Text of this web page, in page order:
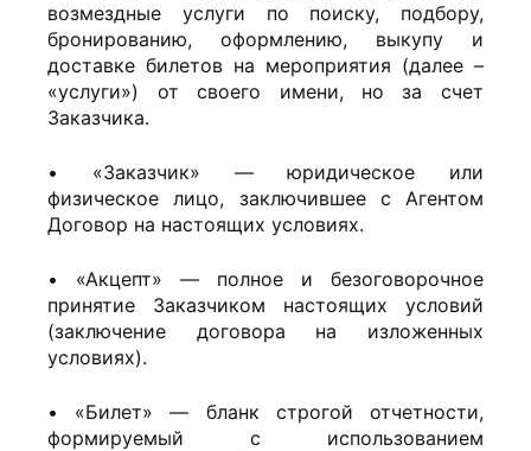
возмездные услуги по поиску, подбору,
бронированию, оформлению, выкупу и
доставке билетов на мероприятия (далее –
«услуги») от своего имени, но за счет
Заказчика.
• «Заказчик» — юридическое или
физическое лицо, заключившее с Агентом
Договор на настоящих условиях.
• «Акцепт» — полное и безоговорочное
принятие Заказчиком настоящих условий
(заключение договора на изложенных
условиях).
• «Билет» — бланк строгой отчетности,
формируемый с использованием